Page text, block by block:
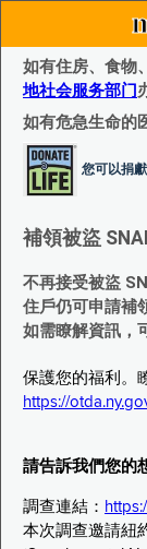
如有住房、食物
地社会服务部门
如有危急生命的
您可以捐
補領被盜
不再接受被盜
住戶仍可申請補
如需瞭解資訊，
保護您的福利。
https://
請告訴我們您的
調查連結：
本次調查邀請紐